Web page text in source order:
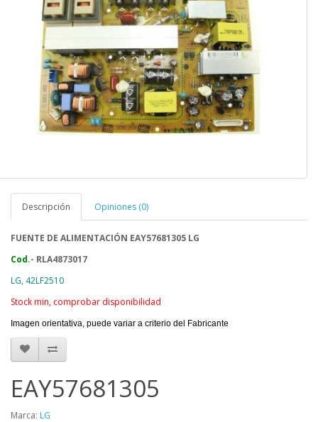
Descripción Opiniones (0)
FUENTE DE ALIMENTACIÓN EAY57681305 LG
Cod.- RLA4873017
LG, 42LF2510
Stock min, comprobar disponibilidad
Imagen orientativa, puede variar a criterio del Fabricante
EAY57681305
Marca: LG